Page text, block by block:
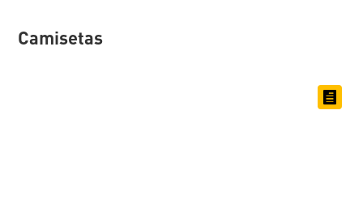
Camisetas